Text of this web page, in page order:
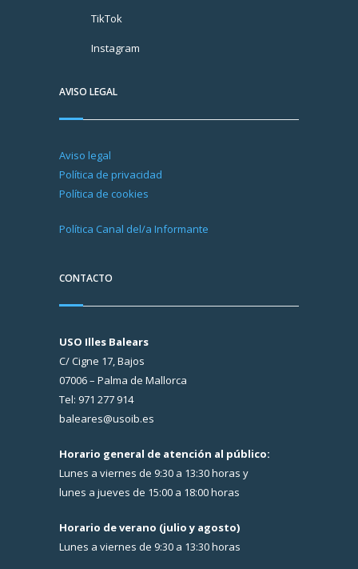
TikTok
Instagram
AVISO LEGAL
Aviso legal
Política de privacidad
Política de cookies
Política Canal del/a Informante
CONTACTO
USO Illes Balears
C/ Cigne 17, Bajos
07006 – Palma de Mallorca
Tel: 971 277 914
baleares@usoib.es
Horario general de atención al público:
Lunes a viernes de 9:30 a 13:30 horas y
lunes a jueves de 15:00 a 18:00 horas
Horario de verano (julio y agosto)
Lunes a viernes de 9:30 a 13:30 horas